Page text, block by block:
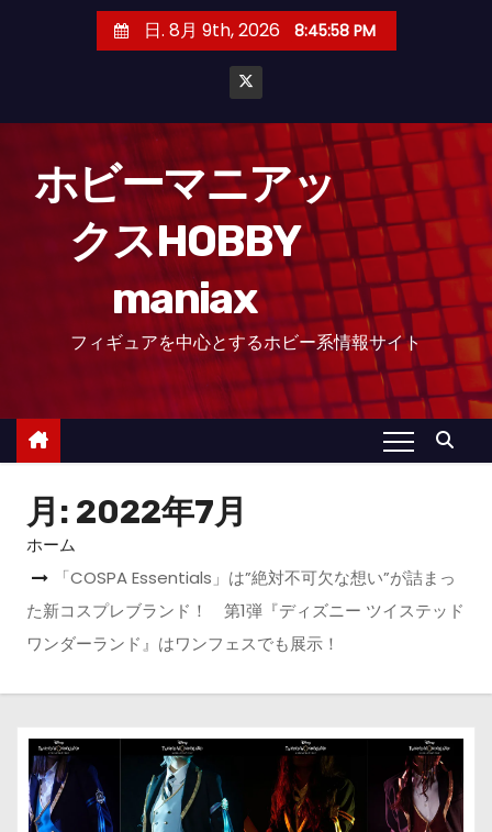
日. 8月 9th, 2026 8:45:59 PM
ホビーマニアッ
クスHOBBY
maniax
フィギュアを中心とするホビー系情報サイト
月: 2022年7月
ホーム
「COSPA Essentials」は”絶対不可欠な想い”が詰まっ
た新コスプレブランド！ 第1弾『ディズニー ツイステッド
ワンダーランド』はワンフェスでも展示！